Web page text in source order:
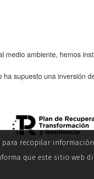
medio ambiente, hemos
ha supuesto una inversión
recopilar
que este sitio web